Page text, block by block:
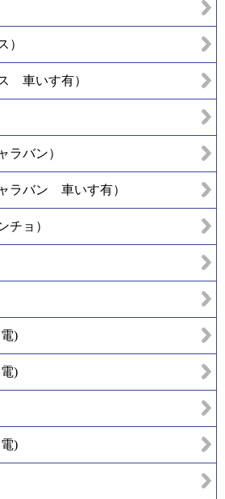
）
車いす有）
ラバン）
ラバン 車いす有）
チョ）
)
)
)